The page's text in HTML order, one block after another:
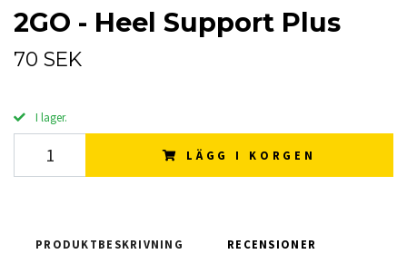
2GO - Heel Support Plus
70 SEK
I lager.
LÄGG I KORGEN
PRODUKTBESKRIVNING RECENSIONER